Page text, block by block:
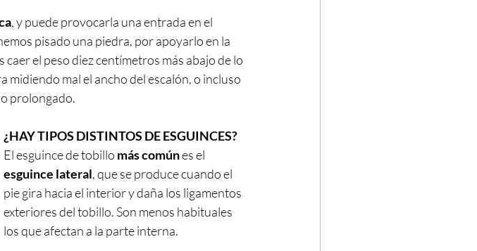
, y puede provocarla una entrada en el
pisado una piedra, por apoyarlo en la
el peso diez centímetros más abajo de lo
midiendo mal el ancho del escalón, o incluso
prolongado.
¿HAY TIPOS DISTINTOS DE ESGUINCES?
El esguince de tobillo más común es el
esguince lateral, que se produce cuando el
pie gira hacia el interior y daña los ligamentos
exteriores del tobillo. Son menos habituales
los que afectan a la parte interna.